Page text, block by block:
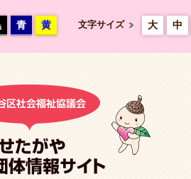
青 黄 文字サイズ 大 中